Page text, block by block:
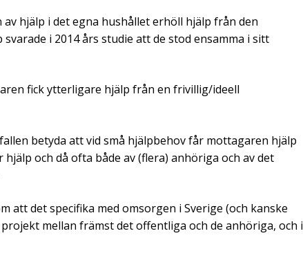
hjälp i det egna hushållet erhöll hjälp från den
i 2014 års studie att de stod ensamma i sitt
fick ytterligare hjälp från en frivillig/ideell
betyda att vid små hjälpbehov får mottagaren hjälp
och då ofta både av (flera) anhöriga och av det
det specifika med omsorgen i Sverige (och kanske
mellan främst det offentliga och de anhöriga, och i